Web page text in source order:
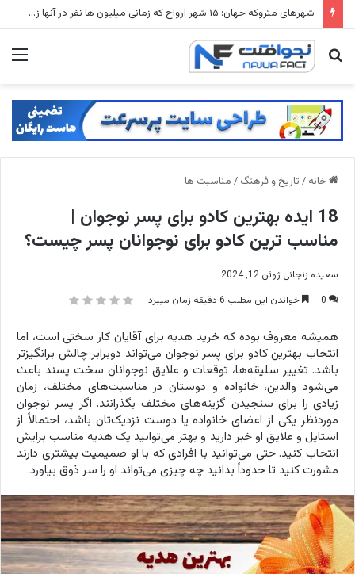
شهرهای متروکه جهان: ۱۵ شهر ارواح که زمانی میلیون ها نفر در آنها زندگی می کردند
جستجو
برای
خانه / تاریخ و فرهنگ / مناسبت ها
18 ایده بهترین کادو برای پسر نوجوان |
مناسب ترین کادو برای نوجوانان پسر چیست؟
سعیده زنجانی ژوئن 12, 2024
0
خواندن این مطلب 6 دقیقه زمان میبرد
همیشه معروف بوده که خرید هدیه برای آقایان کار سختی است، اما
انتخاب بهترین کادو برای پسر نوجوان می‌تواند دوبرابر چالش برانگیزتر
باشد. تغییر سلیقه‌ها، توقعات و علایق نوجوانان سخت پسند باعث
می‌شود والدین، خانواده و دوستان در مناسبت‌های مختلف، زمان
زیادی را برای سنجیدن گزینه‌های مختلف بگذرانند. اگر پسر نوجوان
موردنظر یکی از اعضای خانواده یا دوست نزدیک‌تان باشد، احتمالاً از
استایل و علایق او خبر دارید و بهتر می‌توانید یک هدیه مناسب برایش
انتخاب کنید. حتی می‌توانید با افرادی که با او صمیمیت بیشتری دارند
مشورت کنید تا حدوداً بدانید چه چیزی می‌تواند او را سر ذوق بیاورد.